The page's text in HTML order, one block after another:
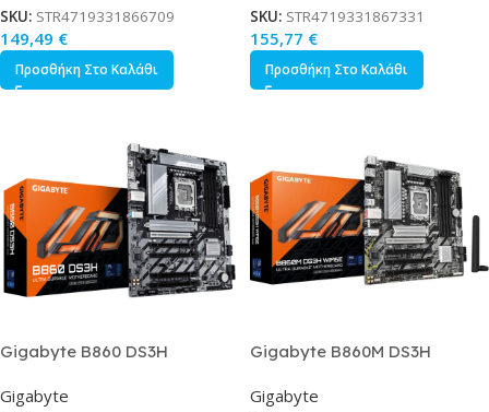
SKU: STR4719331866709
149,49 €
Προσθήκη Στο Καλάθι
SKU: STR4719331867331
155,77 €
Προσθήκη Στο Καλάθι
Gigabyte B860 DS3H
1851 Socket
Gigabyte
Gigabyte B860M DS3H
ATX με Intel 1851 Socket
Gigabyte